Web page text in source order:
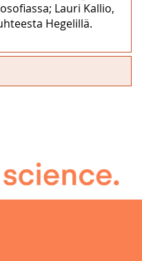
Lauri Kallio,
Hegelillä.